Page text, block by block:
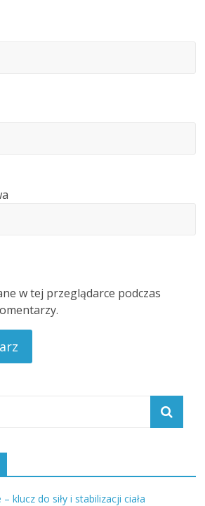
w tej przeglądarce podczas
klucz do siły i stabilizacji ciała